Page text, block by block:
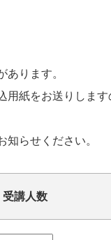
ります。
用紙をお送りしま
知らせください。
受講人数